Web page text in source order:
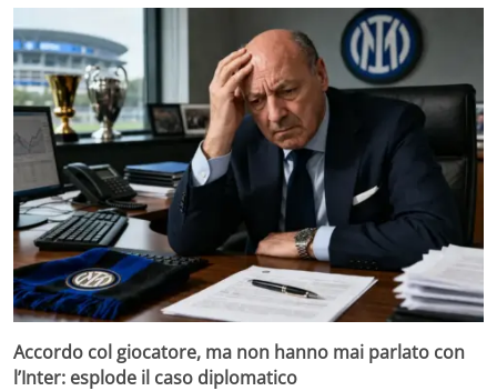
Accordo col giocatore, ma non hanno mai parlato con
l’Inter: esplode il caso diplomatico